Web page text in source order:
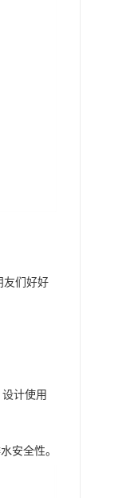
友们好好
计使用
安全性。